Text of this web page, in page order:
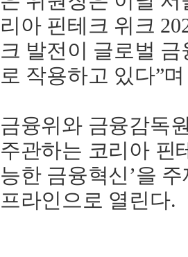
리아 핀테크 위크
크 발전이 글로벌 금
로 작용하고 있다”며
금융위와 금융감독
주관하는 코리아 핀
능한 금융혁신’을 주
프라인으로 열린다.